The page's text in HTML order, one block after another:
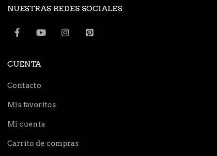
NUESTRAS REDES SOCIALES
CUENTA
Contacto
Mis favoritos
Mi cuenta
Carrito de compras